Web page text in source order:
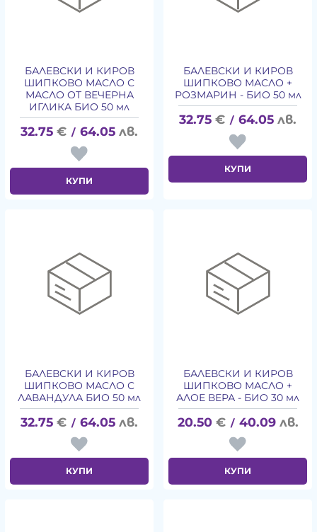
БАЛЕВСКИ И КИРОВ
ШИПКОВО МАСЛО С
МАСЛО ОТ ВЕЧЕРНА
ИГЛИКА БИО 50 мл
32.75 € / 64.05 лв.
КУПИ
БАЛЕВСКИ И КИРОВ
ШИПКОВО МАСЛО +
РОЗМАРИН - БИО 50 мл
32.75 € / 64.05 лв.
КУПИ
БАЛЕВСКИ И КИРОВ
ШИПКОВО МАСЛО С
ЛАВАНДУЛА БИО 50 мл
32.75 € / 64.05 лв.
КУПИ
БАЛЕВСКИ И КИРОВ
ШИПКОВО МАСЛО +
АЛОЕ ВЕРА - БИО 30 мл
20.50 € / 40.09 лв.
КУПИ